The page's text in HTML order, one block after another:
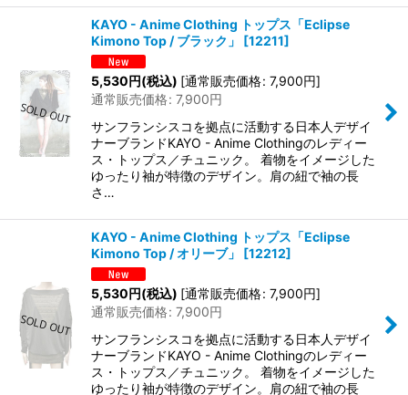
KAYO - Anime Clothing トップス「Eclipse
Kimono Top / ブラック」
[12211]
5,530円(税込) [通常販売価格: 7,900円]
通常販売価格: 7,900円
サンフランシスコを拠点に活動する日本人デザイ
ナーブランドKAYO - Anime Clothingのレディー
ス・トップス／チュニック。 着物をイメージした
ゆったり袖が特徴のデザイン。肩の紐で袖の長
さ…
KAYO - Anime Clothing トップス「Eclipse
Kimono Top / オリーブ」
[12212]
5,530円(税込) [通常販売価格: 7,900円]
通常販売価格: 7,900円
サンフランシスコを拠点に活動する日本人デザイ
ナーブランドKAYO - Anime Clothingのレディー
ス・トップス／チュニック。 着物をイメージした
ゆったり袖が特徴のデザイン。肩の紐で袖の長